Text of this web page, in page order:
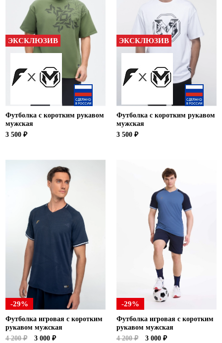
ЭКСКЛЮЗИВ
Футболка с коротким рукавом
мужская
3 500 ₽
ЭКСКЛЮЗИВ
Футболка с коротким рукавом
мужская
3 500 ₽
-29%
Футболка игровая с коротким
рукавом мужская
4 200 ₽
3 000 ₽
-29%
Футболка игровая с коротким
рукавом мужская
4 200 ₽
3 000 ₽